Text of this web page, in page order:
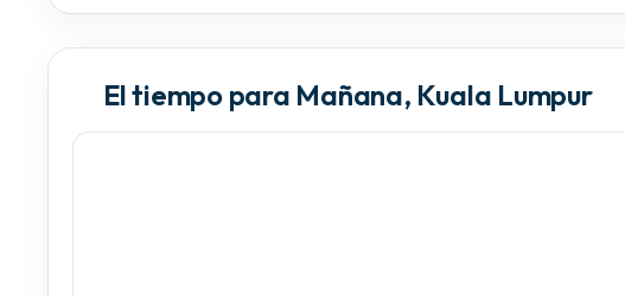
El tiempo para Mañana, Kuala Lumpur